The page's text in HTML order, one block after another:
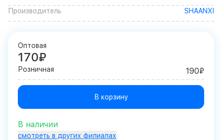
Производитель
SHAANXI
Оптовая
170₽
Розничная 190₽
В корзину
В наличии
смотреть в других филиалах